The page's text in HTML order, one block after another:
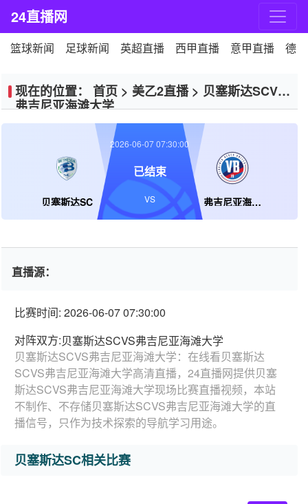
24直播网
篮球新闻 足球新闻 英超直播 西甲直播 意甲直播 德
现在的位置： 首页 > 美乙2直播> 贝塞斯达SCVS
弗吉尼亚海滩大学
贝塞斯达SC 弗吉尼亚海滩大学
2026-06-07 07:30:00
已结束
VS
直播源：
比赛时间: 2026-06-07 07:30:00
对阵双方:贝塞斯达SCVS弗吉尼亚海滩大学
贝塞斯达SCVS弗吉尼亚海滩大学：在线看贝塞斯达
SCVS弗吉尼亚海滩大学高清直播，24直播网提供贝塞
斯达SCVS弗吉尼亚海滩大学现场比赛直播视频，本站
不制作、不存储贝塞斯达SCVS弗吉尼亚海滩大学的直
播信号，只作为技术探索的导航学习用途。
贝塞斯达SC相关比赛